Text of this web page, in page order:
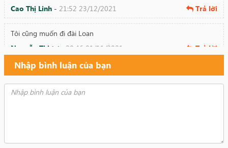
Cao Thị Linh - 21:52 23/12/2021 Trả lời
Tôi cũng muốn đi đài Loan
Nguyễn Thị tự- 20:46 01/11/2021 Trả lời
Cho tôi hỏi tôi nam 47 kg có xklđ đi đài loan đc ko nhỉ
Võ Xuân huấn-20:15 26/09/2021 Trả lời
Nhập bình luận của bạn